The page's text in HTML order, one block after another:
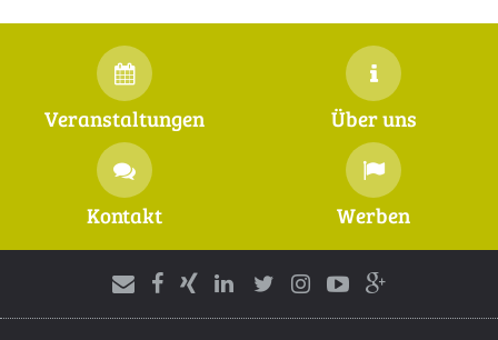
Veranstaltungen Über uns
Kontakt Werben